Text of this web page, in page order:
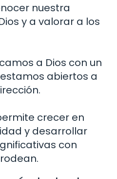
nuestra
y a valorar a los
a Dios con un
abiertos a
crecer en
y desarrollar
con